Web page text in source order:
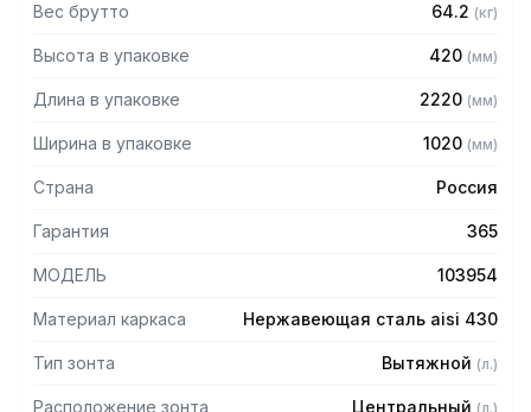
0,8мм
— Поставляется в собранном виде
Вес брутто 64.2 (кг)
Высота в упаковке 420 (мм)
Длина в упаковке 2220 (мм)
Ширина в упаковке 1020 (мм)
Страна Россия
Гарантия 365
МОДЕЛЬ 103954
Материал каркаса Нержавеющая сталь aisi 430
Тип зонта Вытяжной (л.)
Расположение зонта Центральный (л.)